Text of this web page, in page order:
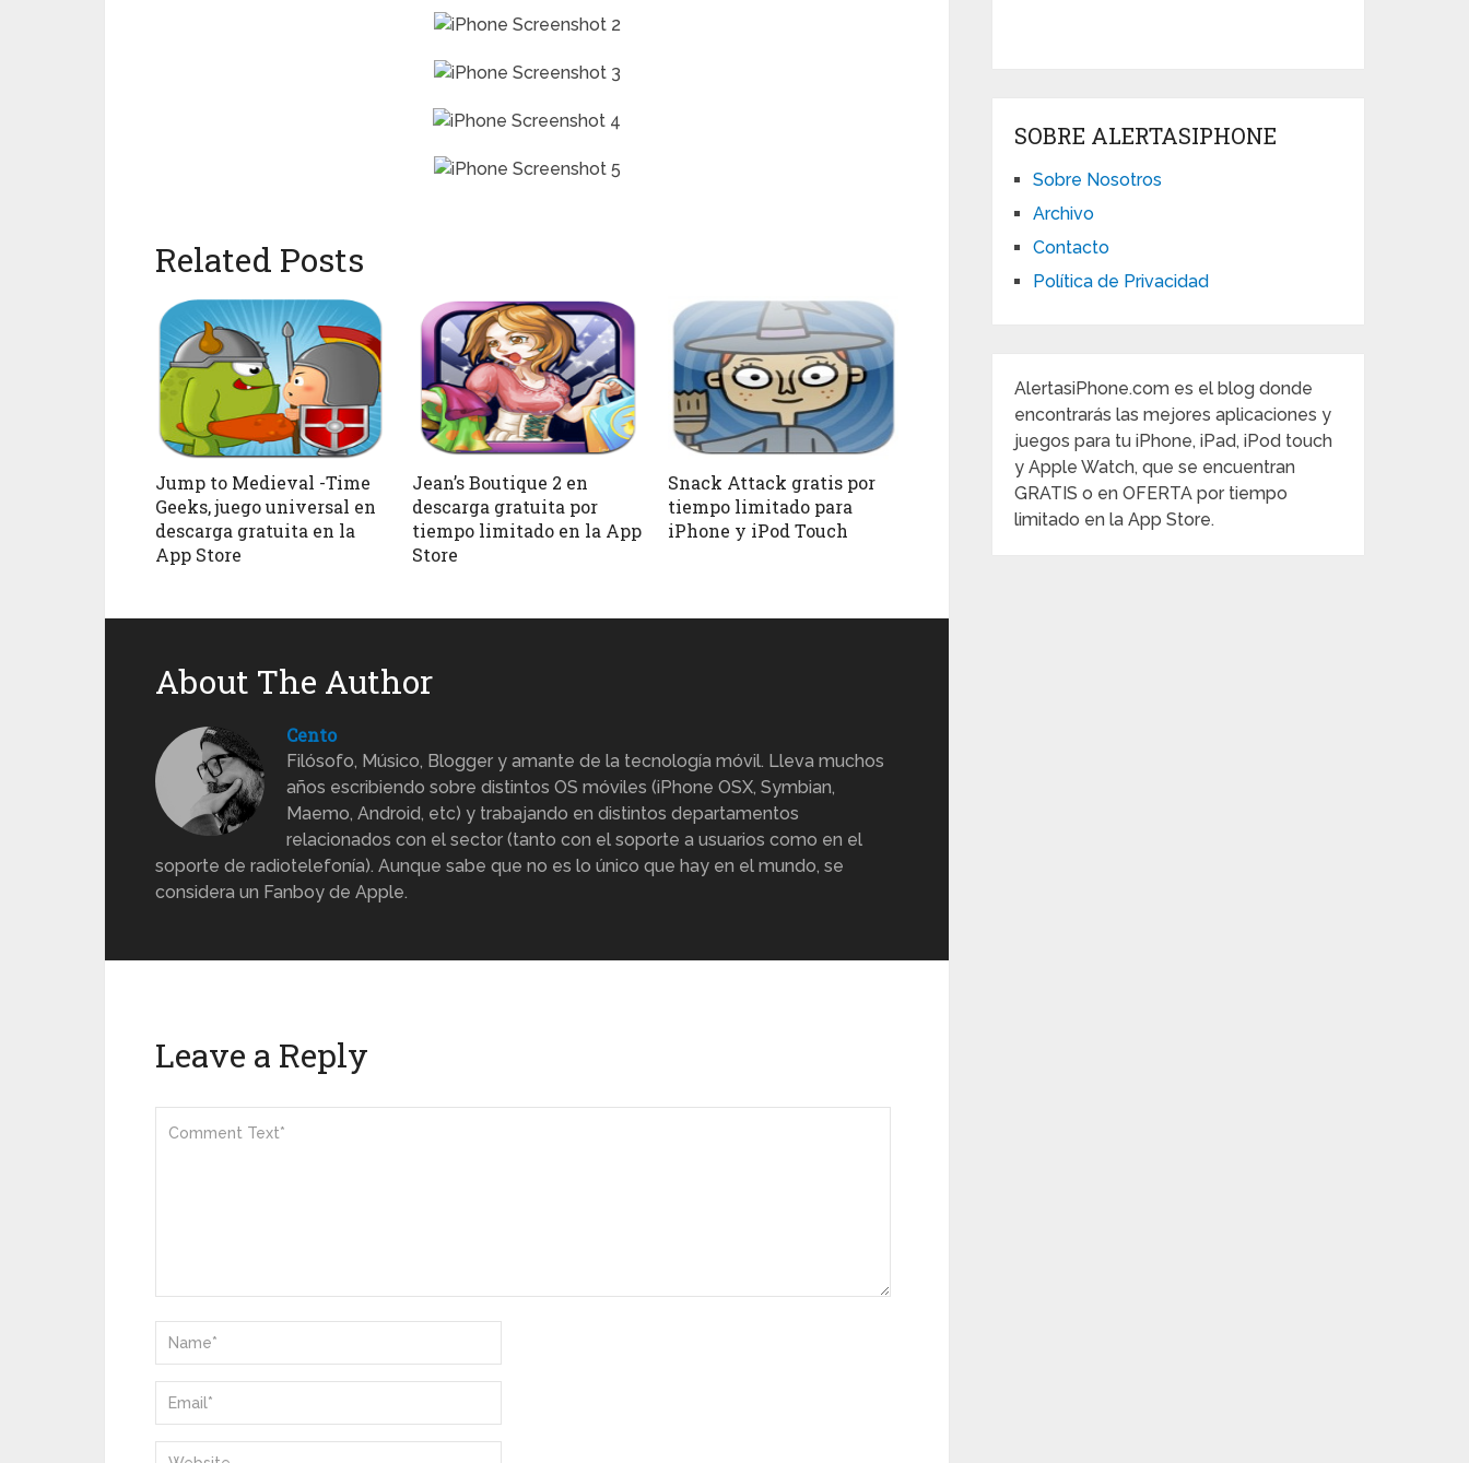
Related Posts
Jump to Medieval -Time
Geeks, juego universal en
descarga gratuita en la
App Store
Jean’s Boutique 2 en
descarga gratuita por
tiempo limitado en la App
Store
Snack Attack gratis por
tiempo limitado para
iPhone y iPod Touch
About The Author
Cento
Filósofo, Músico, Blogger y amante de la tecnología móvil. Lleva muchos
años escribiendo sobre distintos OS móviles (iPhone OSX, Symbian,
Maemo, Android, etc) y trabajando en distintos departamentos
relacionados con el sector (tanto con el soporte a usuarios como en el
soporte de radiotelefonía). Aunque sabe que no es lo único que hay en el mundo, se
considera un Fanboy de Apple.
Leave a Reply
SOBRE ALERTASIPHONE
Sobre Nosotros
Archivo
Contacto
Política de Privacidad
AlertasiPhone.com es el blog donde
encontrarás las mejores aplicaciones y
juegos para tu iPhone, iPad, iPod touch
y Apple Watch, que se encuentran
GRATIS o en OFERTA por tiempo
limitado en la App Store.